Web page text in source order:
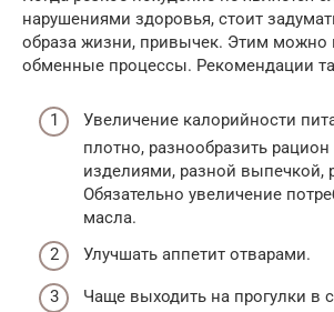
нарушениями здоровья, стоит
образа жизни, привычек. Этим можно
обменные процессы. Рекомендации
Увеличение калорийности
плотно, разнообразить
изделиями, разной выпечкой,
Обязательно увеличение
масла.
Улучшать аппетит отварами.
Чаще выходить на прогулки в